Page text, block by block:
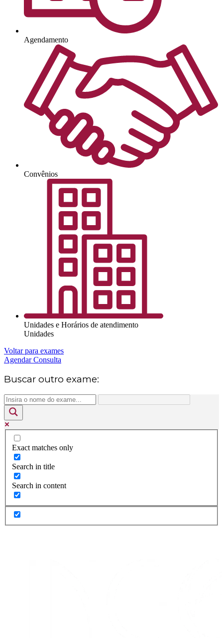
Agendamento
Convênios
Unidades e Horários de atendimento
Unidades
Voltar para exames
Agendar Consulta
Buscar outro exame:
Exact matches only
Search in title
Search in content